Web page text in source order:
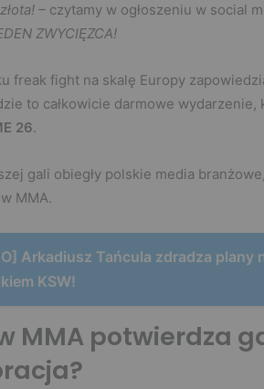
– czytamy w ogłoszeniu w social
ZWYCIĘZCA!
freak fight na skalę Europy
to całkowicie darmowe
26.
gali obiegły polskie media
MMA.
Arkadiusz Tańcula zdradza plany
KSW!
MMA potwierdza